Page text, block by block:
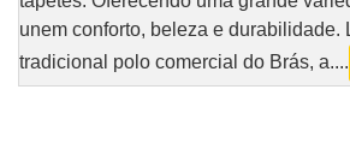
unem conforto, beleza e durabilidade.
tradicional polo comercial do Brás, a....